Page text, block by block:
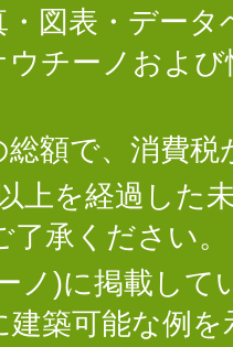
・図表・デー
チーノおよ
額で、消費
上を経過した
承ください。
ノ)に掲載して
建築可能な例